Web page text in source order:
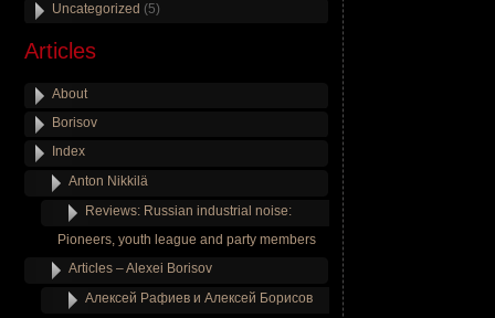
Uncategorized (5)
Articles
About
Borisov
Index
Anton Nikkilä
Reviews: Russian industrial noise:
Pioneers, youth league and party members
Articles – Alexei Borisov
Алексей Рафиев и Алексей Борисов